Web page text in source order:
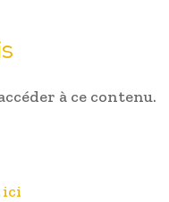
à ce contenu.
ici